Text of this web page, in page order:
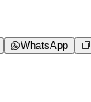
WhatsApp